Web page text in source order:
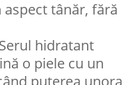
tânăr, fără
hidratant
o piele cu un
puterea unora